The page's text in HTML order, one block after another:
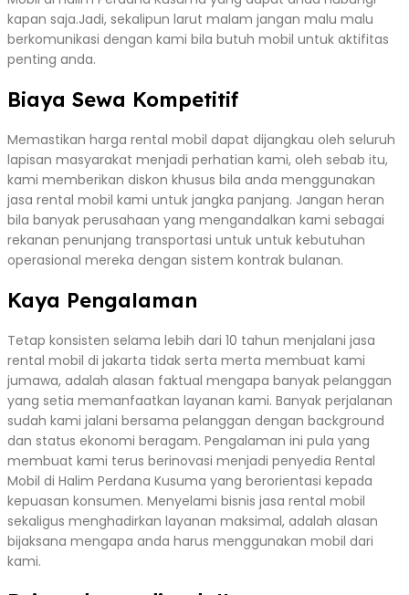
kapan saja.Jadi, sekalipun larut malam jangan malu malu
berkomunikasi dengan kami bila butuh mobil untuk aktifitas
penting anda.
Biaya Sewa Kompetitif
Memastikan harga rental mobil dapat dijangkau oleh seluruh
lapisan masyarakat menjadi perhatian kami, oleh sebab itu,
kami memberikan diskon khusus bila anda menggunakan
jasa rental mobil kami untuk jangka panjang. Jangan heran
bila banyak perusahaan yang mengandalkan kami sebagai
rekanan penunjang transportasi untuk untuk kebutuhan
operasional mereka dengan sistem kontrak bulanan.
Kaya Pengalaman
Tetap konsisten selama lebih dari 10 tahun menjalani jasa
rental mobil di jakarta tidak serta merta membuat kami
jumawa, adalah alasan faktual mengapa banyak pelanggan
yang setia memanfaatkan layanan kami. Banyak perjalanan
sudah kami jalani bersama pelanggan dengan background
dan status ekonomi beragam. Pengalaman ini pula yang
membuat kami terus berinovasi menjadi penyedia Rental
Mobil di Halim Perdana Kusuma yang berorientasi kepada
kepuasan konsumen. Menyelami bisnis jasa rental mobil
sekaligus menghadirkan layanan maksimal, adalah alasan
bijaksana mengapa anda harus menggunakan mobil dari
kami.